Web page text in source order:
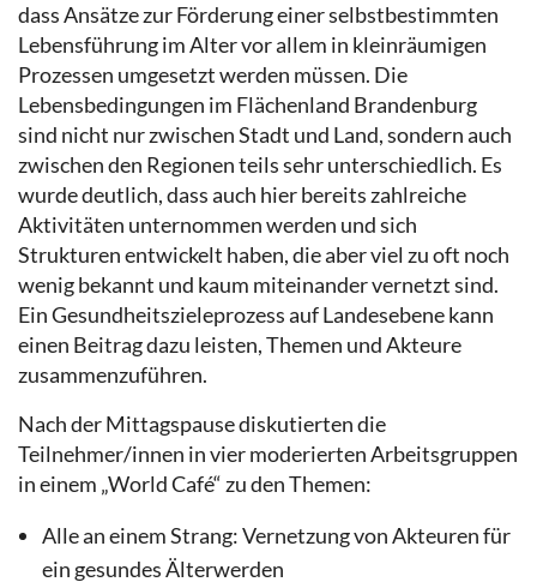
dass Ansätze zur Förderung einer selbstbestimmten
Lebensführung im Alter vor allem in kleinräumigen
Prozessen umgesetzt werden müssen. Die
Lebensbedingungen im Flächenland Brandenburg
sind nicht nur zwischen Stadt und Land, sondern auch
zwischen den Regionen teils sehr unterschiedlich. Es
wurde deutlich, dass auch hier bereits zahlreiche
Aktivitäten unternommen werden und sich
Strukturen entwickelt haben, die aber viel zu oft noch
wenig bekannt und kaum miteinander vernetzt sind.
Ein Gesundheitszieleprozess auf Landesebene kann
einen Beitrag dazu leisten, Themen und Akteure
zusammenzuführen.
Nach der Mittagspause diskutierten die
Teilnehmer/innen in vier moderierten Arbeitsgruppen
in einem „World Café“ zu den Themen:
Alle an einem Strang: Vernetzung von Akteuren für
ein gesundes Älterwerden